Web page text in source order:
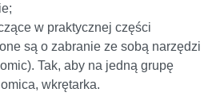
w praktycznej części
są o zabranie ze sobą narzędzi
Tak, aby na jedną grupę
wkrętarka.